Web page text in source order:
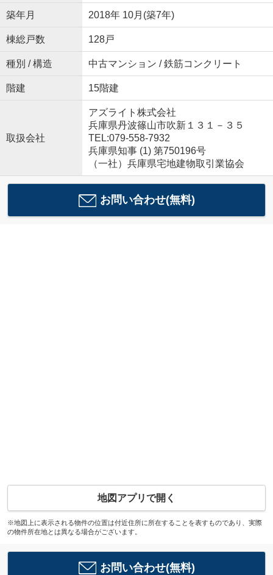
築年月 2018年 10月(築7年)
棟総戸数 128戸
種別 / 構造 中古マンション / 鉄筋コンクリート
階建 15階建
取扱会社
アズライト株式会社
兵庫県丹波篠山市吹新１３１－３５
TEL:079-558-7932
兵庫県知事 (1) 第750196号
（一社）兵庫県宅地建物取引業協会
お問い合わせ(無料)
地図アプリで開く
※地図上に表示される物件の位置は付近住所に所在することを表すものであり、実際
の物件所在地とは異なる場合がございます。
お問い合わせ(無料)